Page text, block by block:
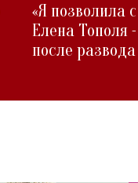
«Я позволила
Елена Тополя
после развода